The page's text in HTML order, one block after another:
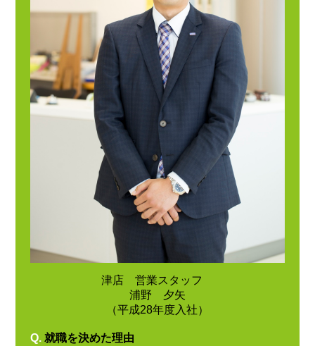
津店 営業スタッフ
浦野 夕矢
（平成28年度入社）
Q. 就職を決めた理由